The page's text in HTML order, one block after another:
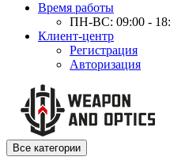
Время работы
ПН-ВС: 09:00 -
Клиент-центр
Регистрация
Авторизация
Все категории